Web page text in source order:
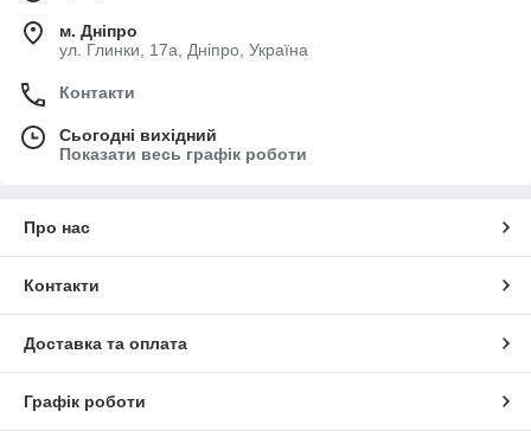
м. Дніпро
ул. Глинки, 17а, Дніпро, Україна
Контакти
Сьогодні вихідний
Показати весь графік роботи
Про нас
Контакти
Доставка та оплата
Графік роботи